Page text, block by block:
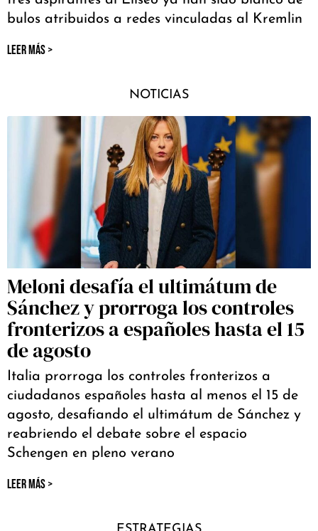
bulos atribuidos a redes vinculadas al Kremlin
LEER MÁS >
NOTICIAS
Meloni desafía el ultimátum de
Sánchez y prorroga los controles
fronterizos a españoles hasta el 15
de agosto
Italia prorroga los controles fronterizos a
ciudadanos españoles hasta al menos el 15 de
agosto, desafiando el ultimátum de Sánchez y
reabriendo el debate sobre el espacio
Schengen en pleno verano
LEER MÁS >